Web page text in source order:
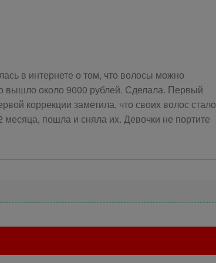
в интернете о том, что волосы можно
вышло около 9000 рублей. Сделала. Первый
коррекции заметила, что своих волос стало
пошла и сняла их. Девочки не портите